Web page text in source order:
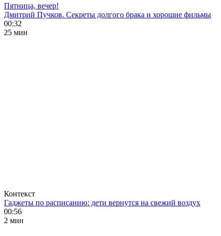
Пятница, вечер!
Дмитрий Пучков. Секреты долгого брака и хорошие фильмы
00:32
25 мин
Контекст
Гаджеты по расписанию: дети вернутся на свежий воздух
00:56
2 мин